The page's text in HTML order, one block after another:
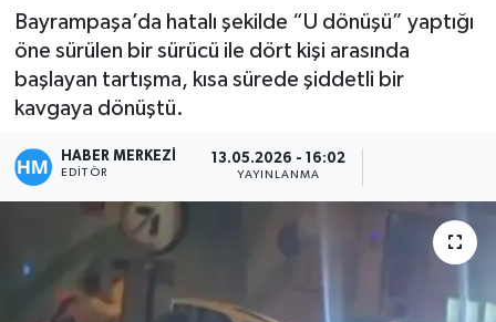
Bayrampaşa’da hatalı şekilde “U dönüşü” yaptığı
öne sürülen bir sürücü ile dört kişi arasında
başlayan tartışma, kısa sürede şiddetli bir
kavgaya dönüştü.
HABER MERKEZİ
EDITÖR
13.05.2026 - 16:02
YAYINLANMA